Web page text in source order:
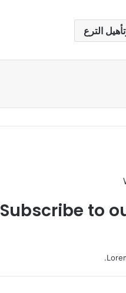
الترع
Subscribe to